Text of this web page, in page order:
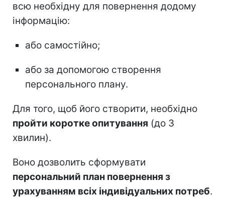
всю необхідну для повернення додому
інформацію:
або самостійно;
або за допомогою створення
персонального плану.
Для того, щоб його створити, необхідно
пройти коротке опитування (до 3
хвилин).
Воно дозволить сформувати
персональний план повернення з
урахуванням всіх індивідуальних потреб.